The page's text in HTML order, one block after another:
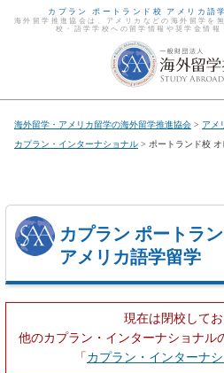
カプラン ポートランド校 アメリカ語
海外留学推進協会は、アメリカなどの海外留学を
校・語学学校への留学情報や奨学金情
海外留学・アメリカ留学の海外留学推進協会 > アメ
カプラン・インターナショナル > ポートランド校 オ
カプラン ポートラ
アメリカ語学留学
現在は閉校してお
他のカプラン・インターナショナル
「 カプラン・インターナ